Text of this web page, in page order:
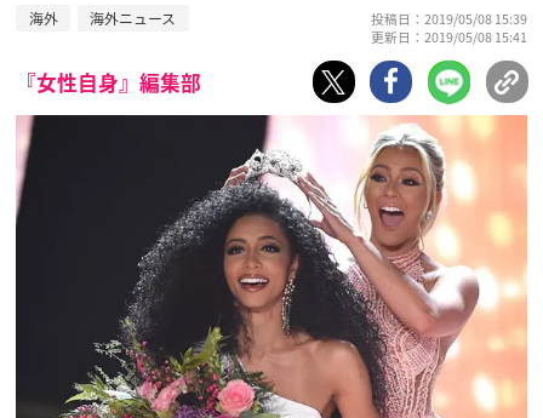
海外 海外ニュース
投稿日：2019/05/08 15:39
更新日：2019/05/08 15:41
『女性自身』編集部